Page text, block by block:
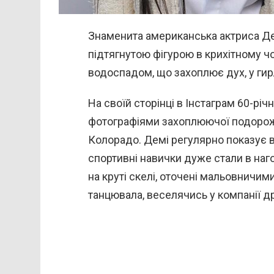
Знаменита американська актриса
підтягнутою фігурою в крихітному
водоспадом, що захоплює дух, у
На своїй сторінці в Інстаграм 60-
фотографіями захоплюючої
Колорадо. Демі регулярно показує
спортивні навички дуже стали в
на круті скелі, оточені
танцювала, веселячись у компанії